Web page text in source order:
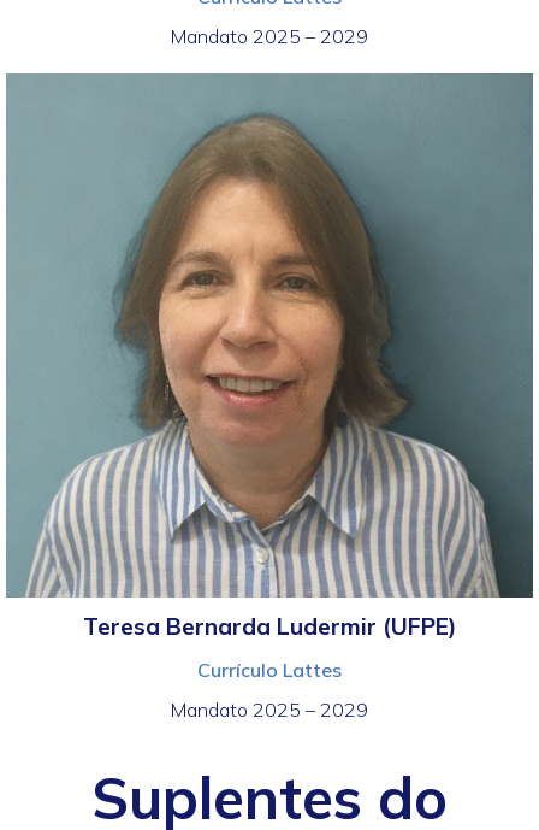
Mandato 2025 – 2029
Teresa Bernarda Ludermir (UFPE)
Currículo Lattes
Mandato 2025 – 2029
Suplentes do